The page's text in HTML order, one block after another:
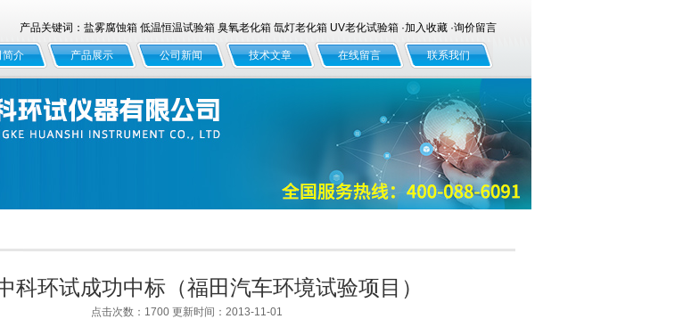
产品关键词：盐雾腐蚀箱 低温恒温试验箱 臭氧老化箱 氙灯老化箱 UV老化试验箱 ·加入收藏·询价留言
简介 产品展示 公司新闻 技术文章 在线留言 联系我们
科环试成功中标（福田汽车环境试验项目）
点击次数：1700 更新时间：2013-11-01